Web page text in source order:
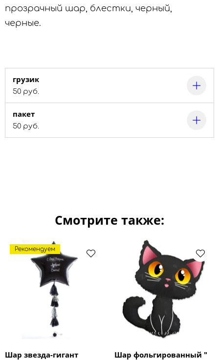
прозрачный шар, блестки, черный,
черные.
грузик
50 руб.
пакет
50 руб.
Смотрите также:
Рекомендуем
Шар звезда-гигант
Шар фольгированный "